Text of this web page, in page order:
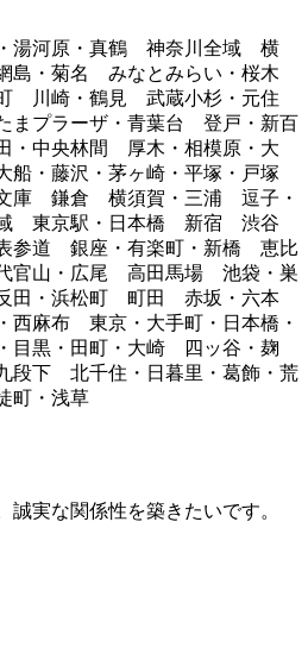
湯河原・真鶴 神奈川全域 横
島・菊名 みなとみらい・桜木
川崎・鶴見 武蔵小杉・元住
まプラーザ・青葉台 登戸・新百
・中央林間 厚木・相模原・大
船・藤沢・茅ヶ崎・平塚・戸塚
文庫 鎌倉 横須賀・三浦 逗子・
東京駅・日本橋 新宿 渋谷
参道 銀座・有楽町・新橋 恵比
官山・広尾 高田馬場 池袋・巣
田・浜松町 町田 赤坂・六本
西麻布 東京・大手町・日本橋・
目黒・田町・大崎 四ッ谷・麹
段下 北千住・日暮里・葛飾・荒
町・浅草
誠実な関係性を築きたいです。